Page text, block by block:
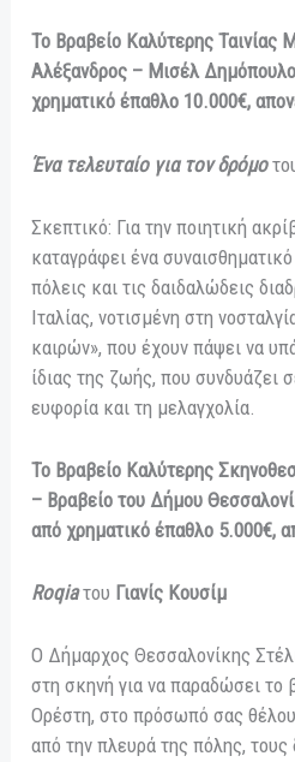
Το Βραβείο Καλύτερης
Αλέξανδρος – Μισέλ
χρηματικό έπαθλο 10.000€,
Ένα τελευταίο για τον δρόμο
Σκεπτικό: Για την ποιητική
καταγράφει ένα συναισθηματικό
πόλεις και τις δαιδαλώδεις
Ιταλίας, νοτισμένη στη
καιρών», που έχουν πάψει να
ίδιας της ζωής, που συνδυάζει
ευφορία και τη μελαγχολία.
Το Βραβείο Καλύτερης
– Βραβείο του Δήμου
από χρηματικό έπαθλο 5.000€,
Roqiaτου Γιανίς Κουσίμ
Ο Δήμαρχος Θεσσαλονίκης
στη σκηνή για να παραδώσει το
Ορέστη, στο πρόσωπό σας
από την πλευρά της πόλης,